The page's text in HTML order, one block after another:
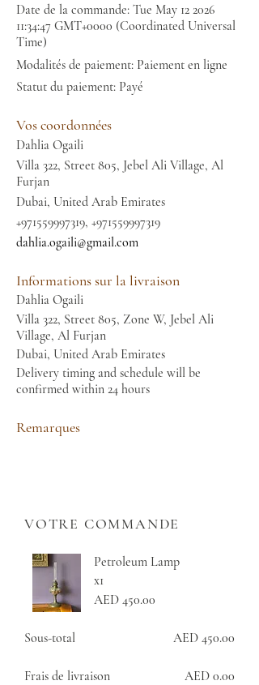
Date de la commande: Tue May 12 2026
11:34:47 GMT+0000 (Coordinated Universal
Time)
Modalités de paiement: Paiement en ligne
Statut du paiement: Payé
Vos coordonnées
Dahlia Ogaili
Villa 322, Street 805, Jebel Ali Village, Al
Furjan
Dubai, United Arab Emirates
+971559997319, +971559997319
dahlia.ogaili@gmail.com
Informations sur la livraison
Dahlia Ogaili
Villa 322, Street 805, Zone W, Jebel Ali
Village, Al Furjan
Dubai, United Arab Emirates
Delivery timing and schedule will be
confirmed within 24 hours
Remarques
VOTRE COMMANDE
Petroleum Lamp
x1
AED 450.00
Sous-total AED 450.00
Frais de livraison AED 0.00